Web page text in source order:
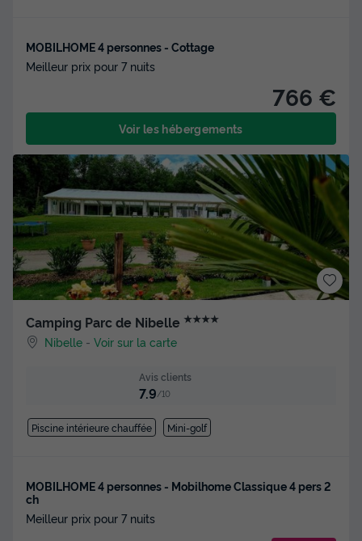
MOBILHOME 4 personnes - Cottage
Meilleur prix pour 7 nuits
766 €
Voir les hébergements
Camping Parc de Nibelle ★★★★
Nibelle -Voir sur la carte
Avis clients
7.9/10
Piscine intérieure chauffée Mini-golf
MOBILHOME 4 personnes - Mobilhome Classique 4 pers 2
ch
Meilleur prix pour 7 nuits